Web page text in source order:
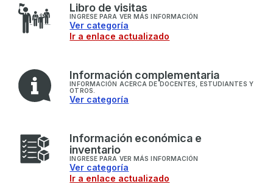
Libro de visitas
INGRESE PARA VER MÁS INFORMACIÓN
Ver categoría
Ir a enlace actualizado
Información complementaria
INFORMACIÓN ACERCA DE DOCENTES, ESTUDIANTES Y
OTROS.
Ver categoría
Información económica e
inventario
INGRESE PARA VER MÁS INFORMACIÓN
Ver categoría
Ir a enlace actualizado